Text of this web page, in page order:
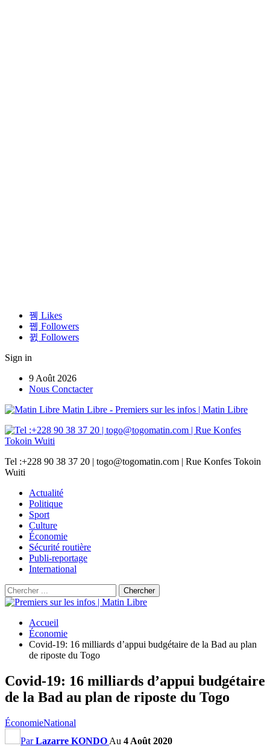
Likes
Followers
Followers
Sign in
9 Août 2026
Nous Conctacter
Matin Libre - Premiers sur les infos | Matin Libre
Tel :+228 90 38 37 20 | togo@togomatin.com | Rue Konfes Tokoin
Wuiti
Actualité
Politique
Sport
Culture
Économie
Sécurité routière
Publi-reportage
International
Accueil
Économie
Covid-19: 16 milliards d’appui budgétaire de la Bad au plan
de riposte du Togo
Covid-19: 16 milliards d’appui budgétaire
de la Bad au plan de riposte du Togo
ÉconomieNational
ParLazarre KONDO Au 4 Août 2020